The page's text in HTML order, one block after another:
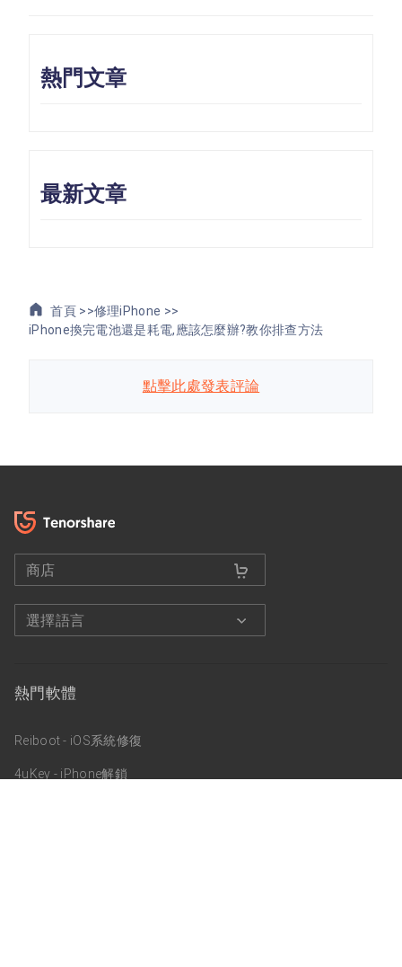
熱門文章
最新文章
首頁 >>修理iPhone >>
iPhone換完電池還是耗電,應該怎麼辦?教你排查方法
點擊此處發表評論
商店
選擇語言
熱門軟體
Reiboot - iOS系統修復
4uKey - iPhone解鎖